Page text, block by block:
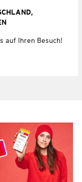
auf Ihren Besuch!